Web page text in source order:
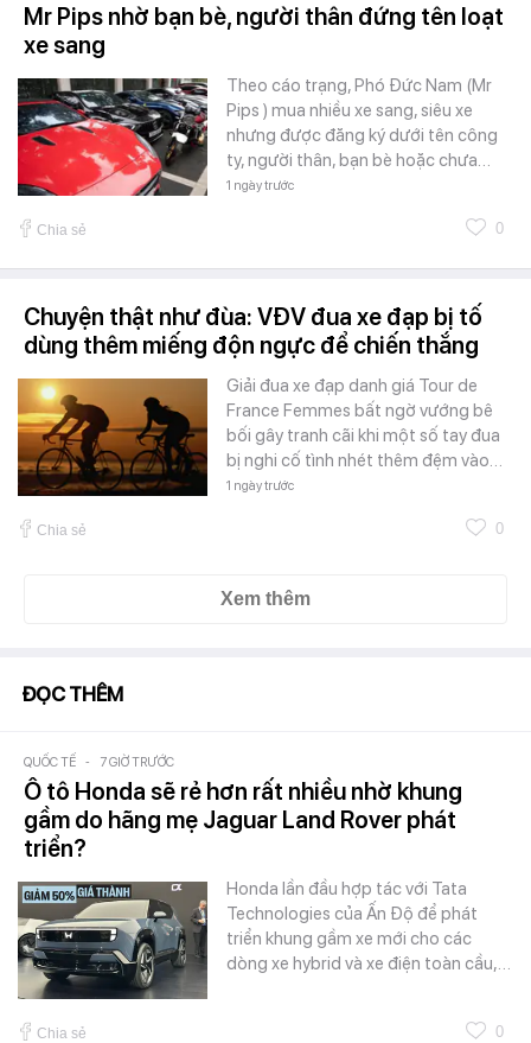
Mr Pips nhờ bạn bè, người thân đứng tên loạt
xe sang
Theo cáo trạng, Phó Đức Nam (Mr
Pips ) mua nhiều xe sang, siêu xe
nhưng được đăng ký dưới tên công
ty, người thân, bạn bè hoặc chưa…
1 ngày trước
Chia sẻ 0
Chuyện thật như đùa: VĐV đua xe đạp bị tố
dùng thêm miếng độn ngực để chiến thắng
Giải đua xe đạp danh giá Tour de
France Femmes bất ngờ vướng bê
bối gây tranh cãi khi một số tay đua
bị nghi cố tình nhét thêm đệm vào…
1 ngày trước
Chia sẻ 0
Xem thêm
ĐỌC THÊM
QUỐC TẾ - 7 GIỜ TRƯỚC
Ô tô Honda sẽ rẻ hơn rất nhiều nhờ khung
gầm do hãng mẹ Jaguar Land Rover phát
triển?
Honda lần đầu hợp tác với Tata
Technologies của Ấn Độ để phát
triển khung gầm xe mới cho các
dòng xe hybrid và xe điện toàn cầu,…
Chia sẻ 0